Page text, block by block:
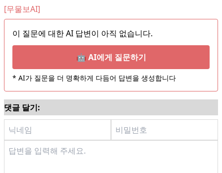
[무물보AI]
이 질문에 대한 AI 답변이 아직 없습니다.
🤖 AI에게 질문하기
* AI가 질문을 더 명확하게 다듬어 답변을 생성합니다
댓글 달기: